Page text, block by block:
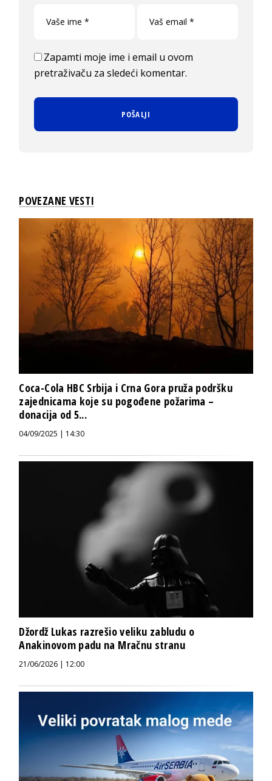
Zapamti moje ime i email u ovom
pretraživaču za sledeći komentar.
POVEZANE VESTI
Coca-Cola HBC Srbija i Crna Gora pruža podršku
zajednicama koje su pogođene požarima –
donacija od 5...
04/09/2025 | 14:30
Džordž Lukas razrešio veliku zabludu o
Anakinovom padu na Mračnu stranu
21/06/2026 | 12:00